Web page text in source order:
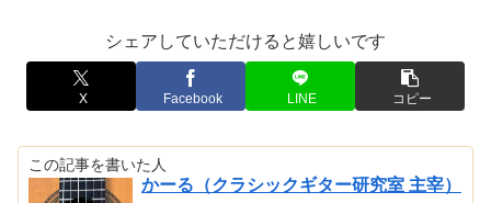
シェアしていただけると嬉しいです
X Facebook LINE コピー
この記事を書いた人
かーる（クラシックギター研究室 主宰）